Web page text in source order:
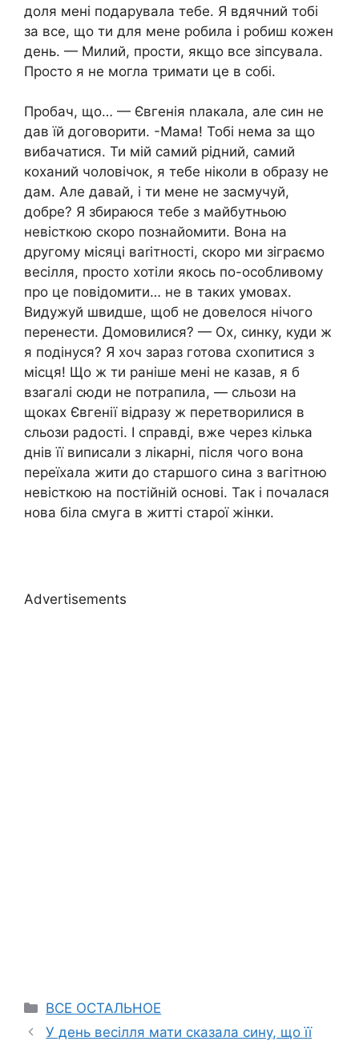
доля мені подарувала тебе. Я вдячний тобі
за все, що ти для мене робила і робиш кожен
день. — Милий, прости, якщо все зіпсувала.
Просто я не могла тримати це в собі.
Пробач, що… — Євгенія nлакала, але син не
дав їй договорити. -Мама! Тобі нема за що
вибачатися. Ти мій самий рідний, самий
коханий чоловічок, я тебе ніколи в образу не
дам. Але давай, і ти мене не засмучуй,
добре? Я збираюся тебе з майбутньою
невісткою скоро познайомити. Вона на
другому місяці ваrітності, скоро ми зіграємо
весілля, просто хотіли якось по-особливому
про це повідомити… не в таких умовах.
Видужуй швидше, щоб не довелося нічого
перенести. Домовилися? — Ох, синку, куди ж
я подінуся? Я хоч зараз готова схопитися з
місця! Що ж ти раніше мені не казав, я б
взагалі сюди не потрапила, — сльози на
щоках Євгенії відразу ж перетворилися в
сльози радості. І справді, вже через кілька
днів її виписали з лікарні, після чого вона
переїхала жити до старшого сина з вагітною
невісткою на постійній основі. Так і почалася
нова біла смуга в житті старої жінки.
Advertisements
Categories
ВСЕ ОСТАЛЬНОЕ
У день весілля мати сказала сину, що її